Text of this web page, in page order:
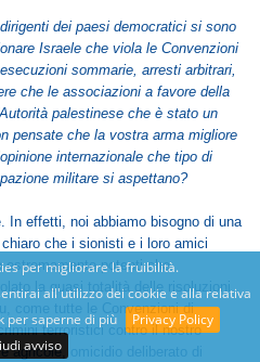
per migliorare la fruibilità.
all'utilizzo dei cookie e alla relativa
per saperne di più
Privacy Policy
avviso
dei paesi democratici si sono
Israele che viola le Convenzioni
sommarie, arresti arbitrari,
che le associazioni a favore della
palestinese che è stato un
pensate che la vostra arma migliore
internazionale che tipo di
militare si aspettano?
In effetti, noi abbiamo bisogno di una
che i sionisti e i loro amici
estremamente potenti che
la quasi totalità delle risoluzioni
come tutte le Convenzioni di
terroristici contro il nostro
agricole, omicidio deliberato di